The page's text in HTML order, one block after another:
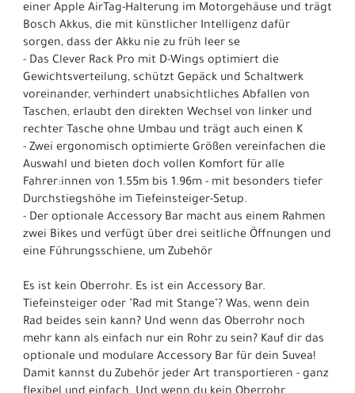
einer Apple AirTag-Halterung im Motorgehäuse und trägt
Bosch Akkus, die mit künstlicher Intelligenz dafür
sorgen, dass der Akku nie zu früh leer se
- Das Clever Rack Pro mit D-Wings optimiert die
Gewichtsverteilung, schützt Gepäck und Schaltwerk
voreinander, verhindert unabsichtliches Abfallen von
Taschen, erlaubt den direkten Wechsel von linker und
rechter Tasche ohne Umbau und trägt auch einen K
- Zwei ergonomisch optimierte Größen vereinfachen die
Auswahl und bieten doch vollen Komfort für alle
Fahrer:innen von 1.55m bis 1.96m - mit besonders tiefer
Durchstiegshöhe im Tiefeinsteiger-Setup.
- Der optionale Accessory Bar macht aus einem Rahmen
zwei Bikes und verfügt über drei seitliche Öffnungen und
eine Führungsschiene, um Zubehör
Es ist kein Oberrohr. Es ist ein Accessory Bar.
Tiefeinsteiger oder "Rad mit Stange"? Was, wenn dein
Rad beides sein kann? Und wenn das Oberrohr noch
mehr kann als einfach nur ein Rohr zu sein? Kauf dir das
optionale und modulare Accessory Bar für dein Suvea!
Damit kannst du Zubehör jeder Art transportieren - ganz